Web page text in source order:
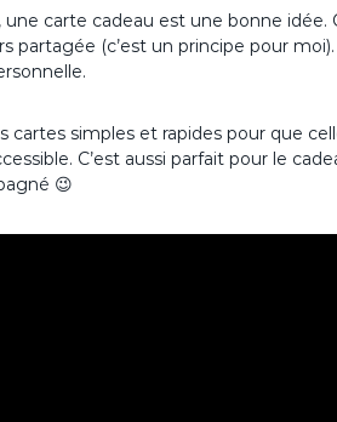
carte cadeau est une bonne idée.
partagée (c’est un principe pour moi).
cartes simples et rapides pour que
C’est aussi parfait pour le
😉